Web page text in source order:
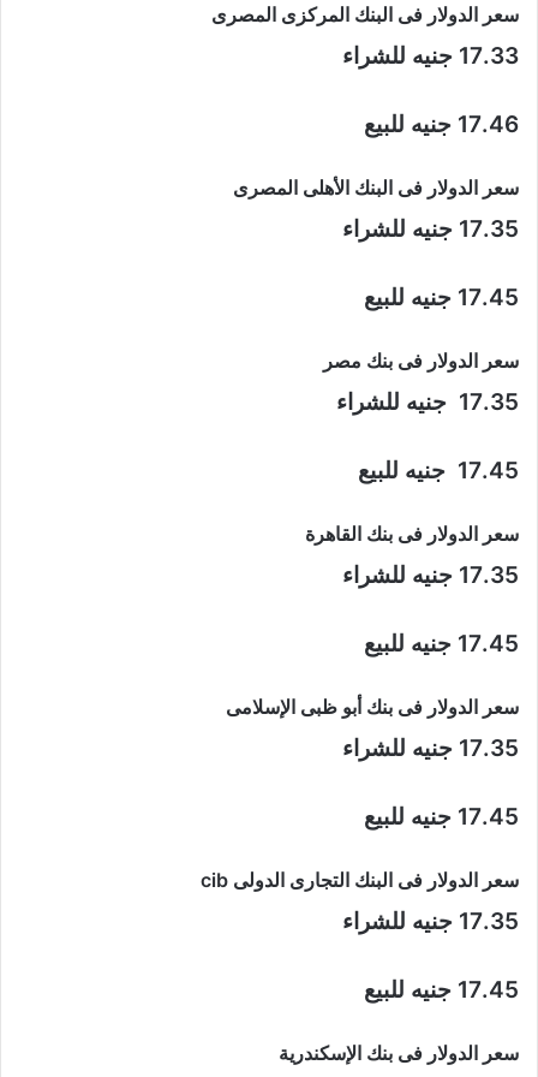
سعر الدولار فى البنك المركزى المصرى
17.33 جنيه للشراء
17.46 جنيه للبيع
سعر الدولار فى البنك الأهلى المصرى
17.35 جنيه للشراء
17.45 جنيه للبيع
سعر الدولار فى بنك مصر
17.35 جنيه للشراء
17.45 جنيه للبيع
سعر الدولار فى بنك القاهرة
17.35 جنيه للشراء
17.45 جنيه للبيع
سعر الدولار فى بنك أبو ظبى الإسلامى
17.35 جنيه للشراء
17.45 جنيه للبيع
سعر الدولار فى البنك التجارى الدولى cib
17.35 جنيه للشراء
17.45 جنيه للبيع
سعر الدولار فى بنك الإسكندرية